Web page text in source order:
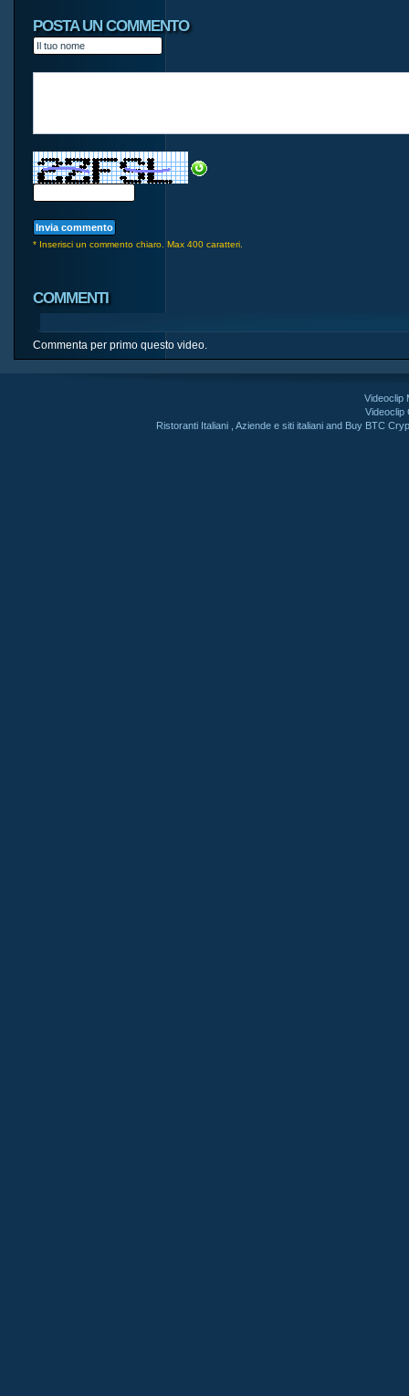
POSTA UN COMMENTO
* Inserisci un commento chiaro. Max 400 caratteri.
COMMENTI
Commenta per primo questo video.
Videoclip
Videoclip
Ristoranti Italiani ,Aziende e siti italiani and Buy BTC